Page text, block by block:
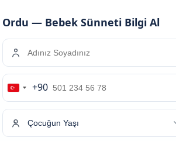
Ordu — Bebek Sünneti Bilgi Al
Turkey
+90
+90